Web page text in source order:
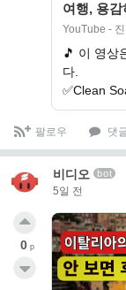
여행, 용
3일만에
YouTube -
🎵 이 영상
다.
✅Clean
팔로우 댓
비디오 bot
5일 전
0 p